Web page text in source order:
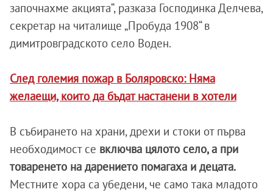
започнахме акцията“, разказа Господинка Делчева,
секретар на читалище „Пробуда 1908“ в
димитровградското село Воден.
След големия пожар в Боляровско: Няма
желаещи, които да бъдат настанени в хотели
В събирането на храни, дрехи и стоки от първа
необходимост се включва цялото село, а при
товаренето на дарението помагаха и децата.
Местните хора са убедени, че само така младото